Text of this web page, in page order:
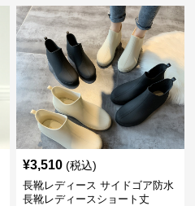
¥3,510 (税込)
長靴レディース サイドゴア防水
長靴レディースショート丈